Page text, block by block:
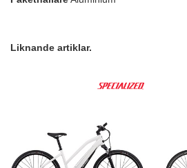
Liknande artiklar.